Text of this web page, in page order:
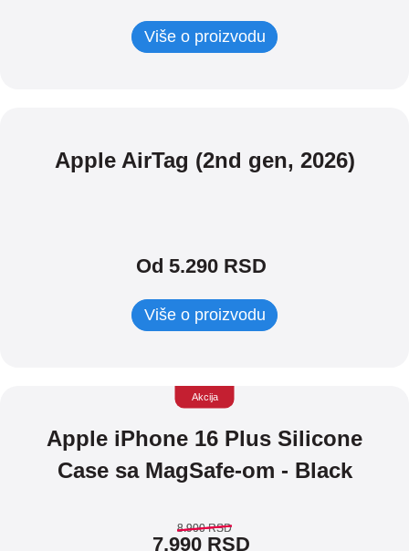
Više o proizvodu
Apple AirTag (2nd gen, 2026)
Od 5.290 RSD
Više o proizvodu
Akcija
Apple iPhone 16 Plus Silicone
Case sa MagSafe-om - Black
8.900RSD
8.900RSD
7.990 RSD